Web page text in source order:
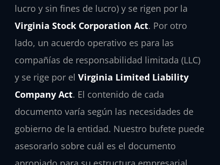
lucro y sin fines de lucro) y se rigen por la
Virginia Stock Corporation Act. Por otro
lado, un acuerdo operativo es para las
compañías de responsabilidad limitada (LLC)
y se rige por el Virginia Limited Liability
Company Act. El contenido de cada
documento varía según las necesidades de
gobierno de la entidad. Nuestro bufete puede
asesorarlo sobre cuál es el documento